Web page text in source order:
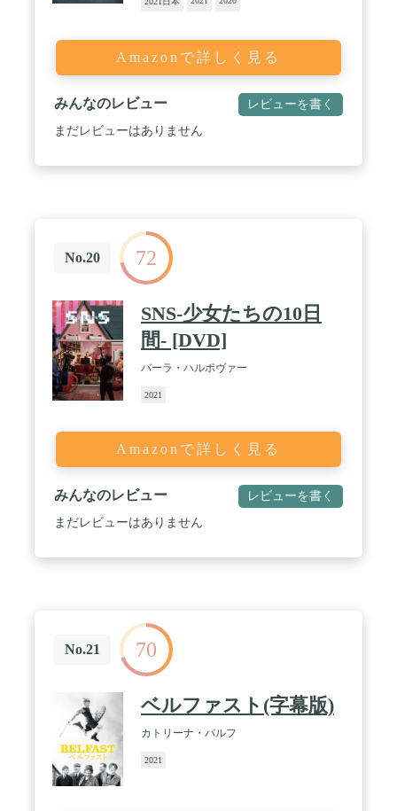
Amazonで詳しく見る
みんなのレビュー レビューを書く
まだレビューはありません
No.20 72
SNS-少女たちの10日
間- [DVD]
バーラ・ハルポヴァー
2021
Amazonで詳しく見る
みんなのレビュー レビューを書く
まだレビューはありません
No.21 70
ベルファスト(字幕版)
カトリーナ・バルフ
2021